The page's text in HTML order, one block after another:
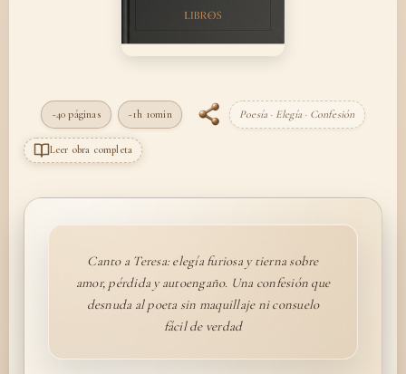
~40 páginas ~1h 10min Poesía · Elegía · Confesión
Leer obra completa
Canto a Teresa: elegía furiosa y tierna sobre
amor, pérdida y autoengaño. Una confesión que
desnuda al poeta sin maquillaje ni consuelo
fácil de verdad